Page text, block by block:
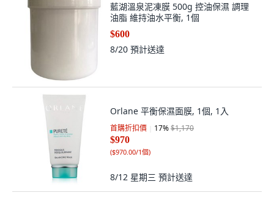
藍湖溫泉泥凍膜 500g 控油保濕 調理
油脂 維持油水平衡, 1個
$600
8/20 預計送達
Orlane 平衡保濕面膜, 1個, 1入
首購折扣價 17%$1,170
$970
($970.00/1個)
8/12 星期三 預計送達